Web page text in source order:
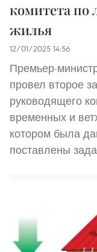
комитета по
жилья
12/01/2025 14:56
Премьер-
провел второе
руководящего
временных и
котором была
поставлены